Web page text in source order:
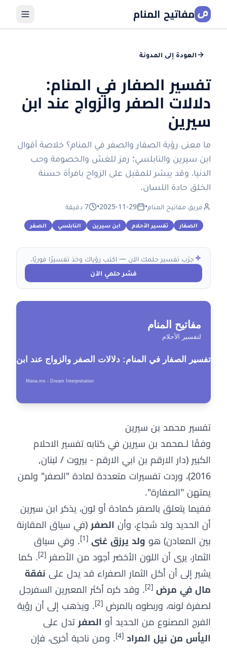
مفاتيح المنام
العودة إلى المدونة
تفسير الصفار في المنام:
دلالات الصفر والزواج عند ابن
سيرين
ما معنى رؤية الصفار والصفر في المنام؟ خلاصة أقوال
ابن سيرين والنابلسي: رمز للغش والخصومة وحب
الدنيا، وقد يبشر للمقبل على الزواج بامرأة حسنة
الخلق حادة اللسان.
فريق مفاتيح المنام•
2025-11-29
• 7 دقيقة
الصفار تفسير الأحلام ابن سيرين النابلسي الصفر
جرّب تفسير حلمك الآن — اكتب رؤياك وخذ تفسيرًا فوريًا.
فسّر حلمي الآن
تفسير محمد بن سيرين
وفقًا لـمحمد بن سيرين في كتابه تفسير الاحلام
الكبير (دار الارقم بن ابي الارقم - بيروت / لبنان,
2016)، وردت تفسيرات متعددة لمادة "الصفر" ولمن
يمتهن "الصفارة".
ففيما يتعلق بالصفر كمادة أو لون، يذكر ابن سيرين
أن الحديد ولد شجاع، وأن الصفر(في سياق المقارنة
بين المعادن) هو ولد يرزق غنى [1] . وفي سياق
الثمار، يرى أن اللون الأخضر أجود من الأصفر [2] . كما
يشير إلى أن أكل الثمار الصفراء قد يدل على نفقة
مال في مرض [2] . وقد كره أكثر المعبرين السفرجل
لصفرة لونه، وربطوه بالمرض [2] . ويذهب إلى أن رؤية
الفرج المصنوع من الحديد أو الصفرتدل على
اليأس من نيل المراد [4] . ومن ناحية أخرى، فإن